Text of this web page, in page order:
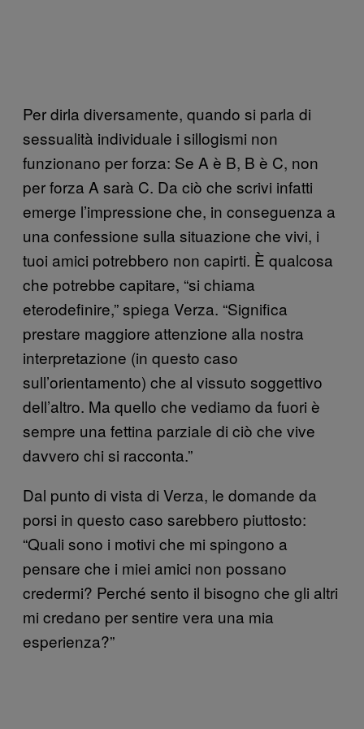
Per dirla diversamente, quando si parla di
sessualità individuale i sillogismi non
funzionano per forza: Se A è B, B è C, non
per forza A sarà C. Da ciò che scrivi infatti
emerge l’impressione che, in conseguenza a
una confessione sulla situazione che vivi, i
tuoi amici potrebbero non capirti. È qualcosa
che potrebbe capitare, “si chiama
eterodefinire,” spiega Verza. “Significa
prestare maggiore attenzione alla nostra
interpretazione (in questo caso
sull’orientamento) che al vissuto soggettivo
dell’altro. Ma quello che vediamo da fuori è
sempre una fettina parziale di ciò che vive
davvero chi si racconta.”
Dal punto di vista di Verza, le domande da
porsi in questo caso sarebbero piuttosto:
“Quali sono i motivi che mi spingono a
pensare che i miei amici non possano
credermi? Perché sento il bisogno che gli altri
mi credano per sentire vera una mia
esperienza?”